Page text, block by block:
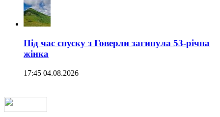
Під час спуску з Говерли загинула 53-річна
жінка
17:45 04.08.2026